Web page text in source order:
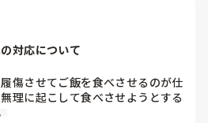
ますか？
対応について
傷させてご飯を食べさせるのが仕
理に起こして食べさせようとする
勤して急変に気づき対応しました